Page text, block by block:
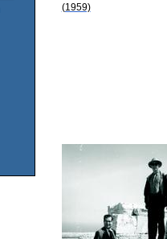
(1959)